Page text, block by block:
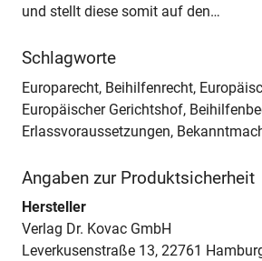
und stellt diese somit auf den…
Schlagworte
Europarecht, Beihilfenrecht,
Europäischer Gerichtshof,
Erlassvoraussetzungen,
Angaben zur Produktsicherheit
Hersteller
Verlag Dr. Kovac GmbH
Leverkusenstraße 13, 22761